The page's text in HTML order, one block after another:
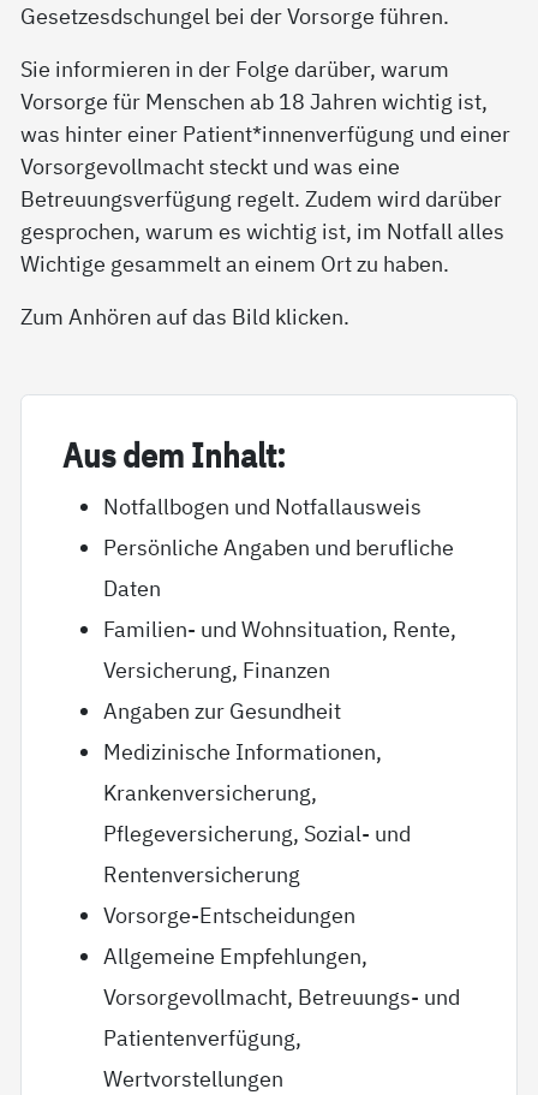
Gesetzesdschungel bei der Vorsorge führen.
Sie informieren in der Folge darüber, warum
Vorsorge für Menschen ab 18 Jahren wichtig ist,
was hinter einer Patient*innenverfügung und einer
Vorsorgevollmacht steckt und was eine
Betreuungsverfügung regelt. Zudem wird darüber
gesprochen, warum es wichtig ist, im Notfall alles
Wichtige gesammelt an einem Ort zu haben.
Zum Anhören auf das Bild klicken.
Aus dem In­halt:
Notfallbogen und Notfallausweis
Persönliche Angaben und berufliche
Daten
Familien- und Wohnsituation, Rente,
Versicherung, Finanzen
Angaben zur Gesundheit
Medizinische Informationen,
Krankenversicherung,
Pflegeversicherung, Sozial- und
Rentenversicherung
Vorsorge-Entscheidungen
Allgemeine Empfehlungen,
Vorsorgevollmacht, Betreuungs- und
Patientenverfügung,
Wertvorstellungen